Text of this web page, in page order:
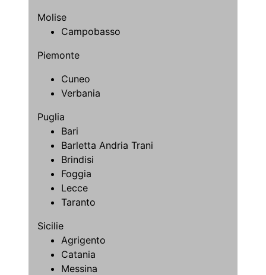
Molise
Campobasso
Piemonte
Cuneo
Verbania
Puglia
Bari
Barletta Andria Trani
Brindisi
Foggia
Lecce
Taranto
Sicilie
Agrigento
Catania
Messina